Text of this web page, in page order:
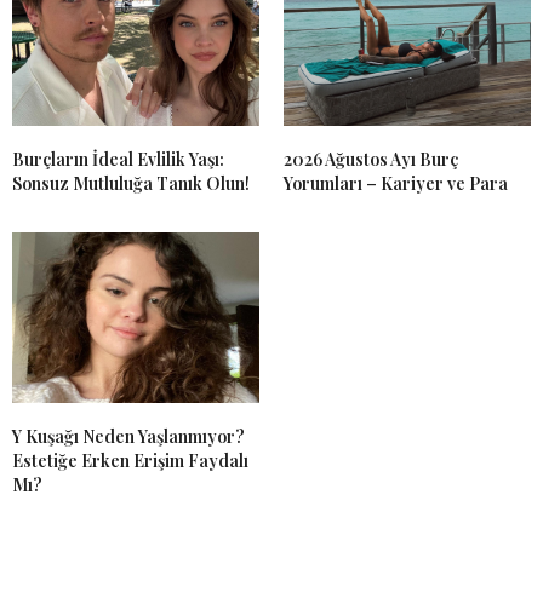
Burçların İdeal Evlilik Yaşı:
Sonsuz Mutluluğa Tanık Olun!
2026 Ağustos Ayı Burç
Yorumları – Kariyer ve Para
Y Kuşağı Neden Yaşlanmıyor?
Estetiğe Erken Erişim Faydalı
Mı?